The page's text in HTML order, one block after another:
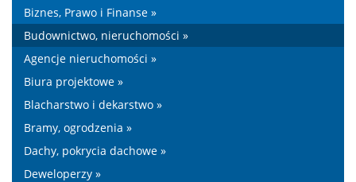
Biznes, Prawo i Finanse »
Budownictwo, nieruchomości »
Agencje nieruchomości »
Biura projektowe »
Blacharstwo i dekarstwo »
Bramy, ogrodzenia »
Dachy, pokrycia dachowe »
Deweloperzy »